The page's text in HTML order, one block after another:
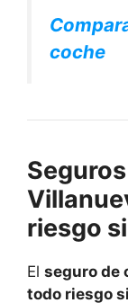
coche
riesgo
El seguro de
todo riesgo